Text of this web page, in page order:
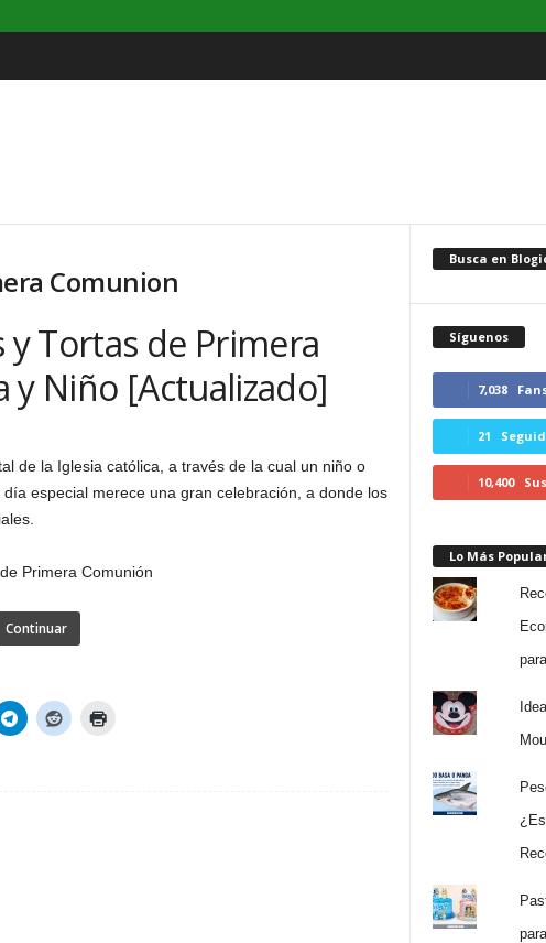
Comunion
y Tortas de Primera
y Niño [Actualizado]
de la Iglesia católica, a través de la cual un niño o
especial merece una gran celebración, a donde los
Continuar
Busca en
Síguenos
7,038
21
10,400
Lo Más